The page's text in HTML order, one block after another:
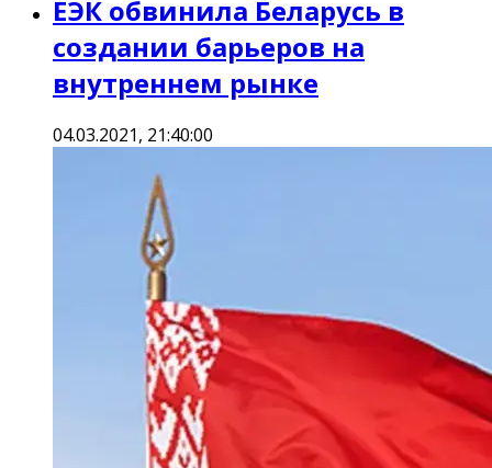
ЕЭК обвинила Беларусь в
создании барьеров на
внутреннем рынке
04.03.2021, 21:40:00